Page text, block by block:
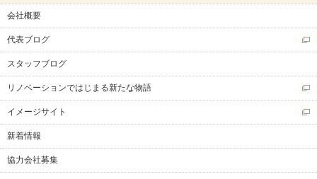
会社概要
代表ブログ
スタッフブログ
リノベーションではじまる新たな物語
イメージサイト
新着情報
協力会社募集